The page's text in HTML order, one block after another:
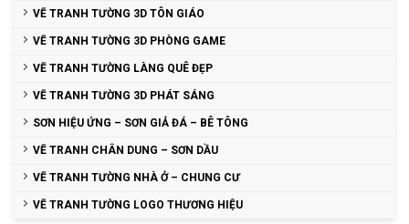
VẼ TRANH TƯỜNG 3D TÔN GIÁO
VẼ TRANH TƯỜNG 3D PHÒNG GAME
VẼ TRANH TƯỜNG LÀNG QUÊ ĐẸP
VẼ TRANH TƯỜNG 3D PHÁT SÁNG
SƠN HIỆU ỨNG – SƠN GIẢ ĐÁ – BÊ TÔNG
VẼ TRANH CHÂN DUNG – SƠN DẦU
VẼ TRANH TƯỜNG NHÀ Ở – CHUNG CƯ
VẼ TRANH TƯỜNG LOGO THƯƠNG HIỆU